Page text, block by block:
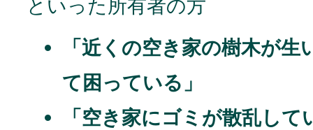
といった所有者の方
「近くの空き家の樹木が
て困っている」
「空き家にゴミが散乱して